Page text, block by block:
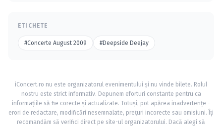
ETICHETE
#Concerte August 2009 #Deepside Deejay
iConcert.ro nu este organizatorul evenimentului și nu vinde bilete. Rolul
nostru este strict informativ. Depunem eforturi constante pentru ca
informațiile să fie corecte și actualizate. Totuși, pot apărea inadvertențe -
erori de redactare, modificări nesemnalate, prețuri incorecte sau omisiuni. Îți
recomandăm să verifici direct pe site-ul organizatorului. Dacă alegi să